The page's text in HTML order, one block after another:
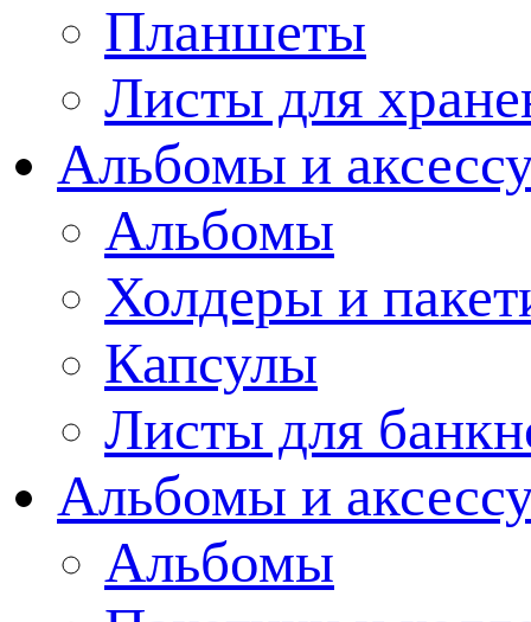
Планшеты
Листы для
Альбомы и
Альбомы
Холдеры и
Капсулы
Листы для
Альбомы и
Альбомы